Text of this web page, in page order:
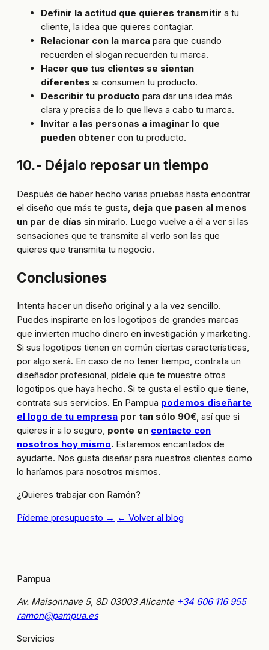
Definir la actitud que quieres transmitir a tu
cliente, la idea que quieres contagiar.
Relacionar con la marca para que cuando
recuerden el slogan recuerden tu marca.
Hacer que tus clientes se sientan
diferentes si consumen tu producto.
Describir tu producto para dar una idea más
clara y precisa de lo que lleva a cabo tu marca.
Invitar a las personas a imaginar lo que
pueden obtener con tu producto.
10.- Déjalo reposar un tiempo
Después de haber hecho varias pruebas hasta encontrar
el diseño que más te gusta, deja que pasen al menos
un par de días sin mirarlo. Luego vuelve a él a ver si las
sensaciones que te transmite al verlo son las que
quieres que transmita tu negocio.
Conclusiones
Intenta hacer un diseño original y a la vez sencillo.
Puedes inspirarte en los logotipos de grandes marcas
que invierten mucho dinero en investigación y marketing.
Si sus logotipos tienen en común ciertas características,
por algo será. En caso de no tener tiempo, contrata un
diseñador profesional, pídele que te muestre otros
logotipos que haya hecho. Si te gusta el estilo que tiene,
contrata sus servicios. En Pampua podemos diseñarte
el logo de tu empresa por tan sólo 90€, así que si
quieres ir a lo seguro, ponte en contacto con
nosotros hoy mismo. Estaremos encantados de
ayudarte. Nos gusta diseñar para nuestros clientes como
lo haríamos para nosotros mismos.
¿Quieres trabajar con Ramón?
Pídeme presupuesto → ← Volver al blog
Pampua
Av. Maisonnave 5, 8D 03003 Alicante +34 606 116 955
ramon@pampua.es
Servicios